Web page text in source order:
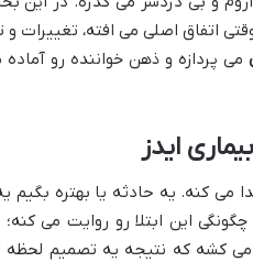
اتفاق اصلی می افته، تغییرات
می پردازه و ذهن خواننده رو
می کنه. یه حادثه یا بهتره بگیم
این ابتلا رو روایت می
کشه که نتیجه یه تصمیم لحظه